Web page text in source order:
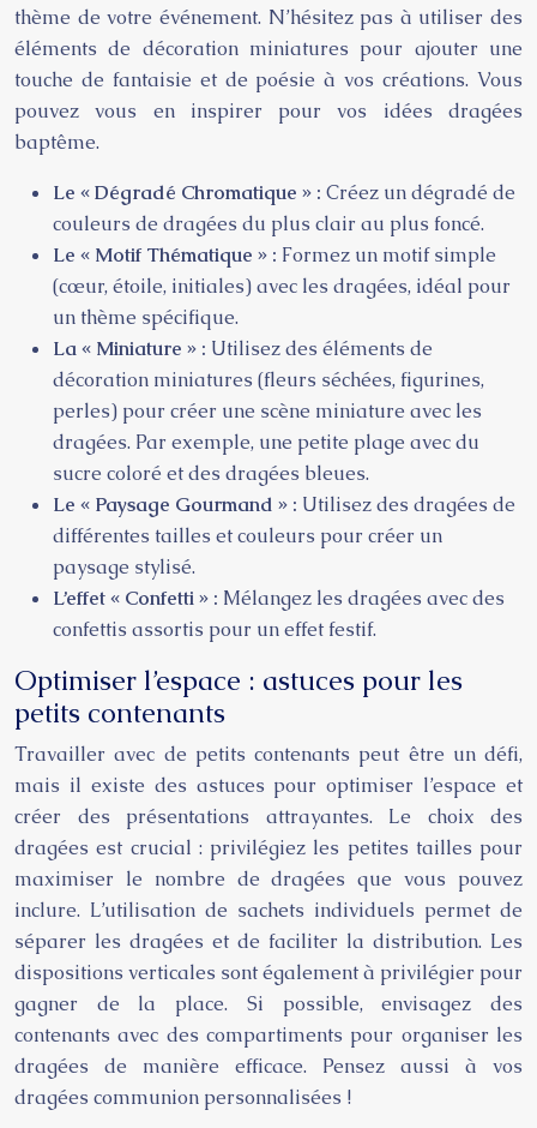
thème de votre événement. N’hésitez pas à utiliser des
éléments de décoration miniatures pour ajouter une
touche de fantaisie et de poésie à vos créations. Vous
pouvez vous en inspirer pour vos idées dragées
baptême.
Le « Dégradé Chromatique » : Créez un dégradé de
couleurs de dragées du plus clair au plus foncé.
Le « Motif Thématique » : Formez un motif simple
(cœur, étoile, initiales) avec les dragées, idéal pour
un thème spécifique.
La « Miniature » : Utilisez des éléments de
décoration miniatures (fleurs séchées, figurines,
perles) pour créer une scène miniature avec les
dragées. Par exemple, une petite plage avec du
sucre coloré et des dragées bleues.
Le « Paysage Gourmand » : Utilisez des dragées de
différentes tailles et couleurs pour créer un
paysage stylisé.
L’effet « Confetti » : Mélangez les dragées avec des
confettis assortis pour un effet festif.
Optimiser l’espace : astuces pour les
petits contenants
Travailler avec de petits contenants peut être un défi,
mais il existe des astuces pour optimiser l’espace et
créer des présentations attrayantes. Le choix des
dragées est crucial : privilégiez les petites tailles pour
maximiser le nombre de dragées que vous pouvez
inclure. L’utilisation de sachets individuels permet de
séparer les dragées et de faciliter la distribution. Les
dispositions verticales sont également à privilégier pour
gagner de la place. Si possible, envisagez des
contenants avec des compartiments pour organiser les
dragées de manière efficace. Pensez aussi à vos
dragées communion personnalisées !